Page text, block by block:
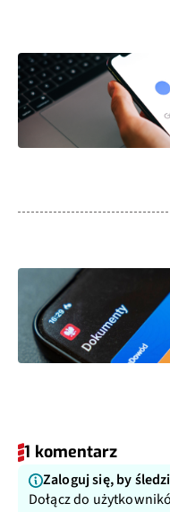
1 komentarz
Zaloguj się, by
Dołącz do